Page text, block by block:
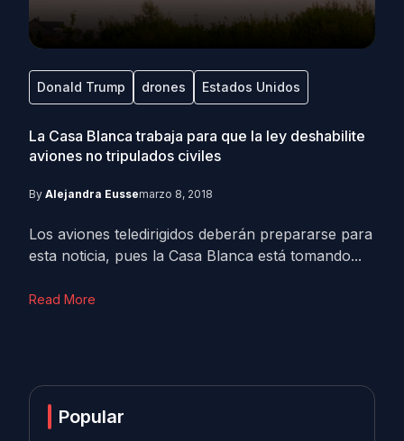
Donald Trump drones Estados Unidos
La Casa Blanca trabaja para que la ley deshabilite
aviones no tripulados civiles
By Alejandra Eussemarzo 8, 2018
Los aviones teledirigidos deberán prepararse para
esta noticia, pues la Casa Blanca está tomando...
Read More
Popular